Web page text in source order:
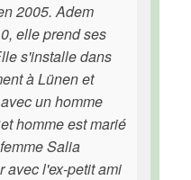
2005. Adem
elle prend ses
s'installe dans
à Lünen et
un homme
homme est marié
Salia
avec l'ex-petit ami